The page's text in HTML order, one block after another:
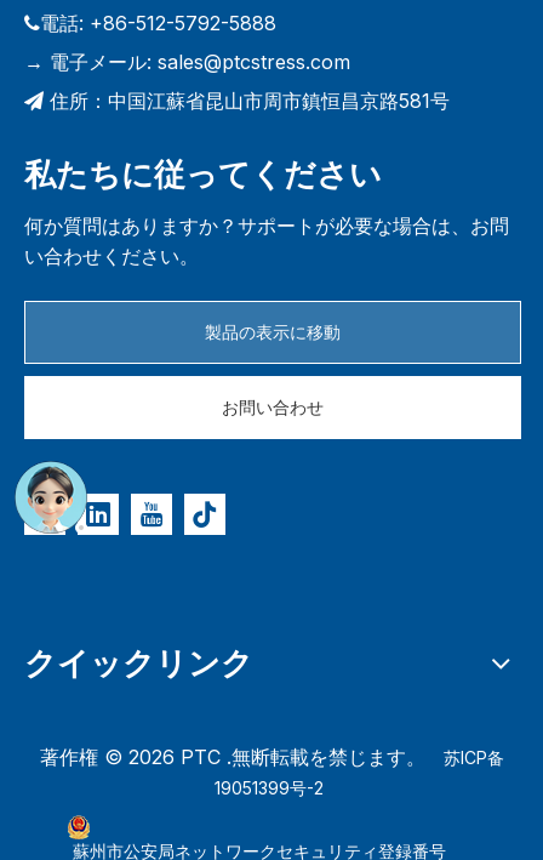
電話: +86-512-5792-5888
→ 電子メール: sales@ptcstress.com
 住所：中国江蘇省昆山市周市鎮恒昌京路581号
私たちに従ってください
何か質問はありますか？サポートが必要な場合は、お問
い合わせください。
製品の表示に移動
お問い合わせ
クイックリンク
著作権 © 2026 PTC .無断転載を禁じます。
苏ICP备
19051399号-2
蘇州市公安局ネットワークセキュリティ登録番号